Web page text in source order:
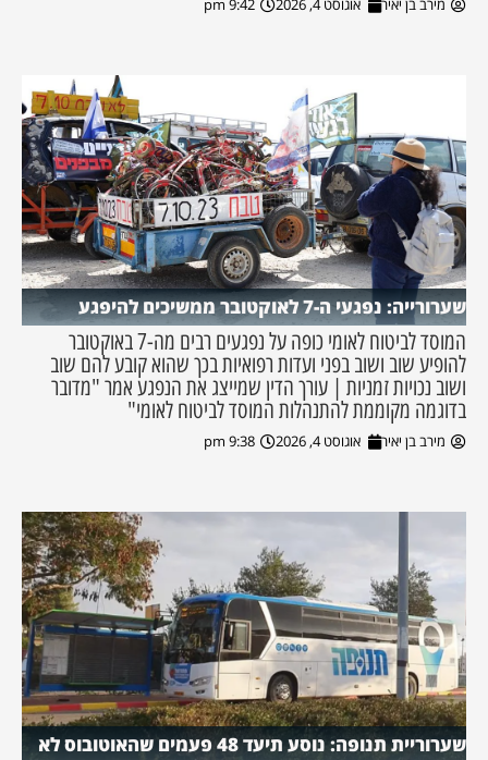
מירב בן יאיר אוגוסט 4, 2026 9:42 pm
שערורייה: נפגעי ה-7 לאוקטובר ממשיכים להיפגע
המוסד לביטוח לאומי כופה על נפגעים רבים מה-7 באוקטובר
להופיע שוב ושוב בפני ועדות רפואיות בכך שהוא קובע להם שוב
ושוב נכויות זמניות | עורך הדין שמייצג את הנפגע אמר "מדובר
בדוגמה מקוממת להתנהלות המוסד לביטוח לאומי"
מירב בן יאיר אוגוסט 4, 2026 9:38 pm
שערוריית תנופה: נוסע תיעד 48 פעמים שהאוטובוס לא